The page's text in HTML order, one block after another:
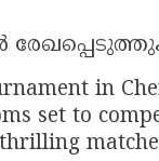
in
set to